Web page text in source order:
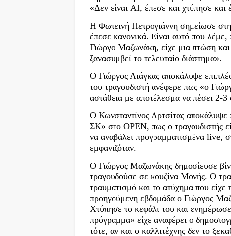
«Δεν είναι AI, έπεσε και χτύπησε και
Η Φωτεινή Πετρογιάννη σημείωσε στη
έπεσε κανονικά. Είναι αυτό που
Γιώργο Μαζωνάκη, είχε μια πτώση και
ξανασυμβεί το τελευταίο διάστημα».
Ο Γιώργος Λιάγκας αποκάλυψε
του τραγουδιστή ανέφερε πως «ο
αστάθεια με αποτέλεσμα να πέσει 2-3
Ο Κωνσταντίνος Αρτσίτας
ΣΚ» στο OPEN, πως ο τραγουδιστής
να αναβάλει προγραμματισμένα live,
εμφανιζόταν.
Ο Γιώργος Μαζωνάκης δημοσίευσε
τραγουδούσε σε κουζίνα Μονής. Ο
τραυματισμό και το ατύχημα που
προηγούμενη εβδομάδα ο Γιώργος
Χτύπησε το κεφάλι του και ενημέρωσε
πρόγραμμα» είχε αναφέρει ο
τότε, αν και ο καλλιτέχνης δεν το